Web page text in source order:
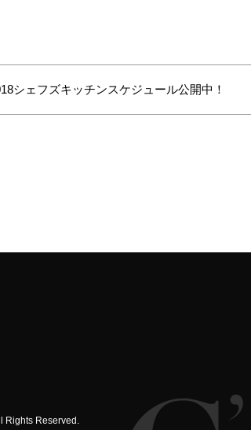
シェフズキッチンスケジュール公開中！
Rights Reserved.